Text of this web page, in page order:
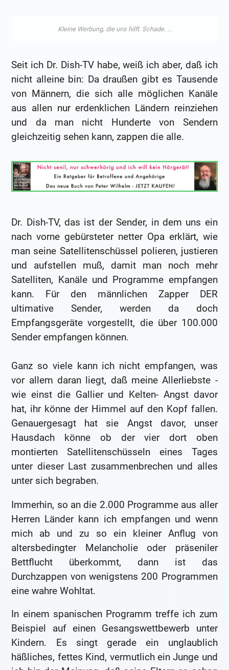
Seit ich Dr. Dish-TV habe, weiß ich aber, daß ich
nicht alleine bin: Da draußen gibt es Tausende
von Männern, die sich alle möglichen Kanäle
aus allen nur erdenklichen Ländern reinziehen
und da man nicht Hunderte von Sendern
gleichzeitig sehen kann, zappen die alle.
Dr. Dish-TV, das ist der Sender, in dem uns ein
nach vorne gebürsteter netter Opa erklärt, wie
man seine Satellitenschüssel polieren, justieren
und aufstellen muß, damit man noch mehr
Satelliten, Kanäle und Programme empfangen
kann. Für den männlichen Zapper DER
ultimative Sender, werden da doch
Empfangsgeräte vorgestellt, die über 100.000
Sender empfangen können.
Ganz so viele kann ich nicht empfangen, was
vor allem daran liegt, daß meine Allerliebste -
wie einst die Gallier und Kelten- Angst davor
hat, ihr könne der Himmel auf den Kopf fallen.
Genauergesagt hat sie Angst davor, unser
Hausdach könne ob der vier dort oben
montierten Satellitenschüsseln eines Tages
unter dieser Last zusammenbrechen und alles
unter sich begraben.
Immerhin, so an die 2.000 Programme aus aller
Herren Länder kann ich empfangen und wenn
mich ab und zu so ein kleiner Anflug von
altersbedingter Melancholie oder präseniler
Bettflucht überkommt, dann ist das
Durchzappen von wenigstens 200 Programmen
eine wahre Wohltat.
In einem spanischen Programm treffe ich zum
Beispiel auf einen Gesangswettbewerb unter
Kindern. Es singt gerade ein unglaublich
häßliches, fettes Kind, vermutlich ein Junge und